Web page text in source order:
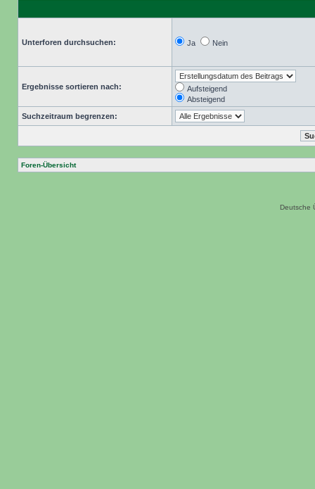
Unterforen durchsuchen: Ja Nein
Ergebnisse sortieren nach:
Aufsteigend
Absteigend
Suchzeitraum begrenzen:
Foren-Übersicht
Deutsche